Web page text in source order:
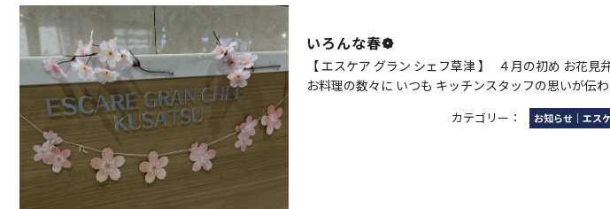
いろんな春❁
【 エスケア グラン シェフ草津 】 ４月の初め お花
お料理の数々に いつも キッチンスタッフの思いが伝
カテゴリー：
お知らせ｜エス